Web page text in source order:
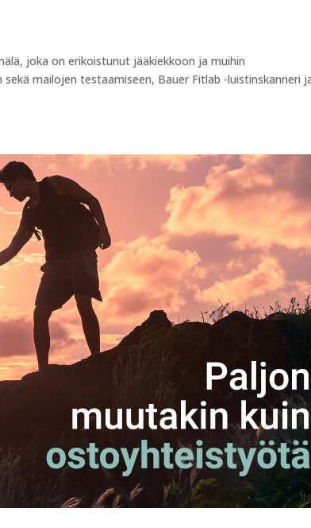
joka on erikoistunut jääkiekkoon ja muihin
mailojen testaamiseen, Bauer Fitlab -luistinskanneri